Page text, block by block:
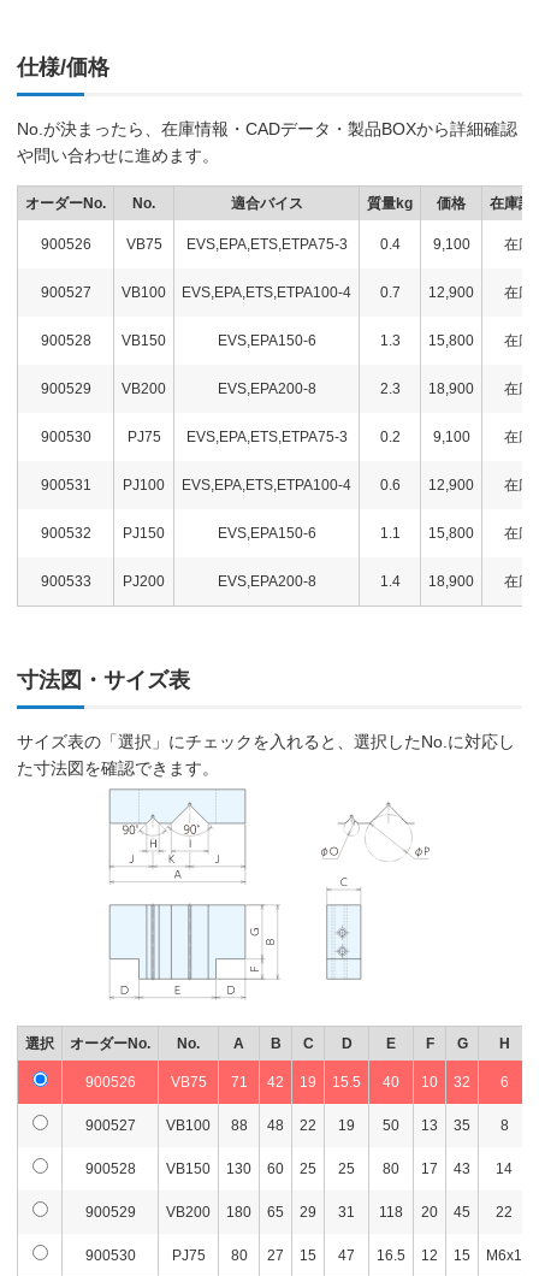
仕様/価格
No.が決まったら、在庫情報・CADデータ・製品BOXから詳細確認
や問い合わせに進めます。
オーダーNo. No. 適合バイス 質量kg 価格 在庫設
900526 VB75 EVS,EPA,ETS,ETPA75-3 0.4 9,100 在庫
900527 VB100 EVS,EPA,ETS,ETPA100-4 0.7 12,900 在庫
900528 VB150 EVS,EPA150-6 1.3 15,800 在庫
900529 VB200 EVS,EPA200-8 2.3 18,900 在庫
900530 PJ75 EVS,EPA,ETS,ETPA75-3 0.2 9,100 在庫
900531 PJ100 EVS,EPA,ETS,ETPA100-4 0.6 12,900 在庫
900532 PJ150 EVS,EPA150-6 1.1 15,800 在庫
900533 PJ200 EVS,EPA200-8 1.4 18,900 在庫
寸法図・サイズ表
サイズ表の「選択」にチェックを入れると、選択したNo.に対応し
た寸法図を確認できます。
選択 オーダーNo. No. A B C D E F G H
900526 VB75 71 42 19 15.5 40 10 32 6
900527 VB100 88 48 22 19 50 13 35 8
900528 VB150 130 60 25 25 80 17 43 14
900529 VB200 180 65 29 31 118 20 45 22
900530 PJ75 80 27 15 47 16.5 12 15 M6x1